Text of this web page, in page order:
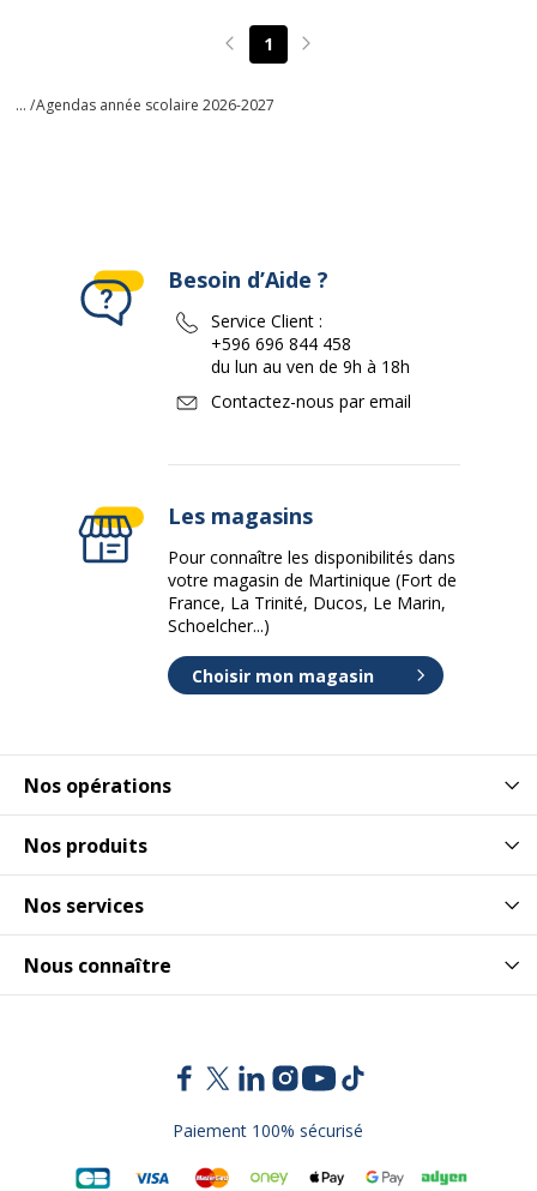
Page précédente
1 Page suivante
... /Agendas année scolaire 2026-2027
Nos opérations
Nos produits
Nos services
Nous connaître
Besoin d’Aide ?
Service Client :
+596 696 844 458
du lun au ven de 9h à 18h
Contactez-nous par email
Les magasins
Pour connaître les disponibilités dans
votre magasin de Martinique (Fort de
France, La Trinité, Ducos, Le Marin,
Schoelcher...)
Choisir mon magasin
Paiement 100% sécurisé